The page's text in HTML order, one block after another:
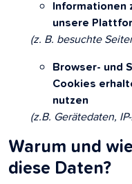
Informationen
unsere
(z. B. besuchte
Browser- und
Cookies
nutzen
(z.B. Gerätedaten,
Warum und
diese Daten?